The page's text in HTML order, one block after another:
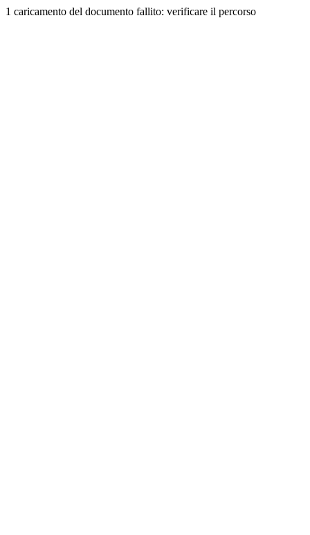
1 caricamento del documento fallito: verificare il percorso